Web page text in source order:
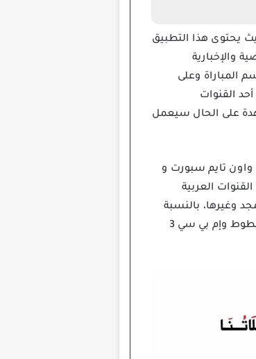
يحتوى هذا التطبيق
والإخبارية
المباراة وعلى
القنوات
على الحال سيعمل
تايم سبورت و
العربية
وغيرها، بالنسبة